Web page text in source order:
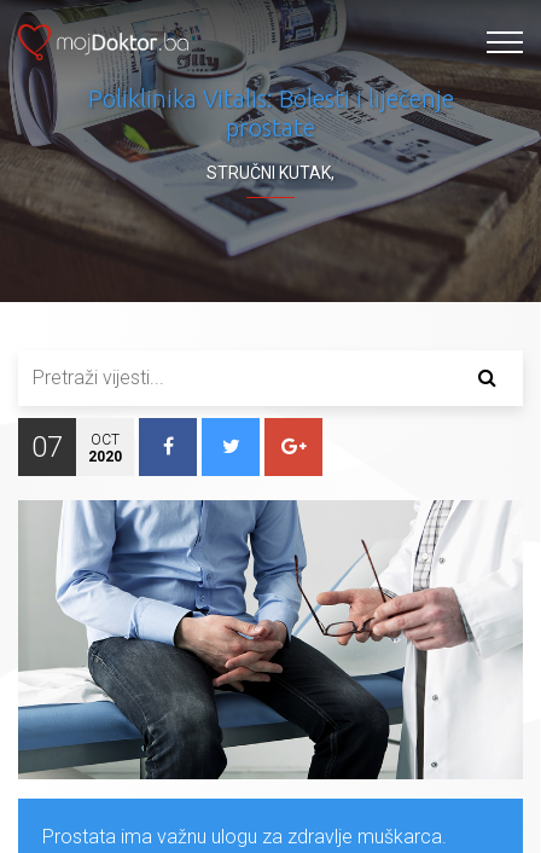
Poliklinika Vitalis: Bolesti i liječenje
prostate
STRUČNI KUTAK,
07
OCT
2020
Prostata ima važnu ulogu za zdravlje muškarca.